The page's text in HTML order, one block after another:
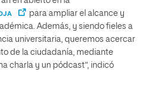
para ampliar el alcance y
Además, y siendo fieles a
universitaria, queremos acercar
de la ciudadanía, mediante
charla y un pódcast”, indicó